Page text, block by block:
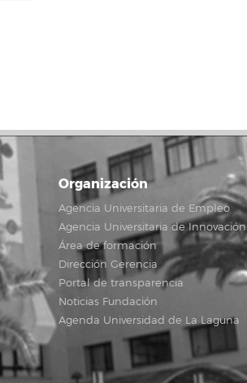
Organización
Agencia Universitaria de Empleo
Agencia Universitaria de Innovación
Área de formación
Dirección Gerencia
Portal de transparencia
Noticias Fundación
Agenda Universidad de La Laguna